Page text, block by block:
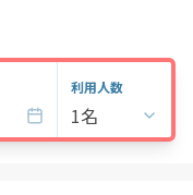
利用人数
1名